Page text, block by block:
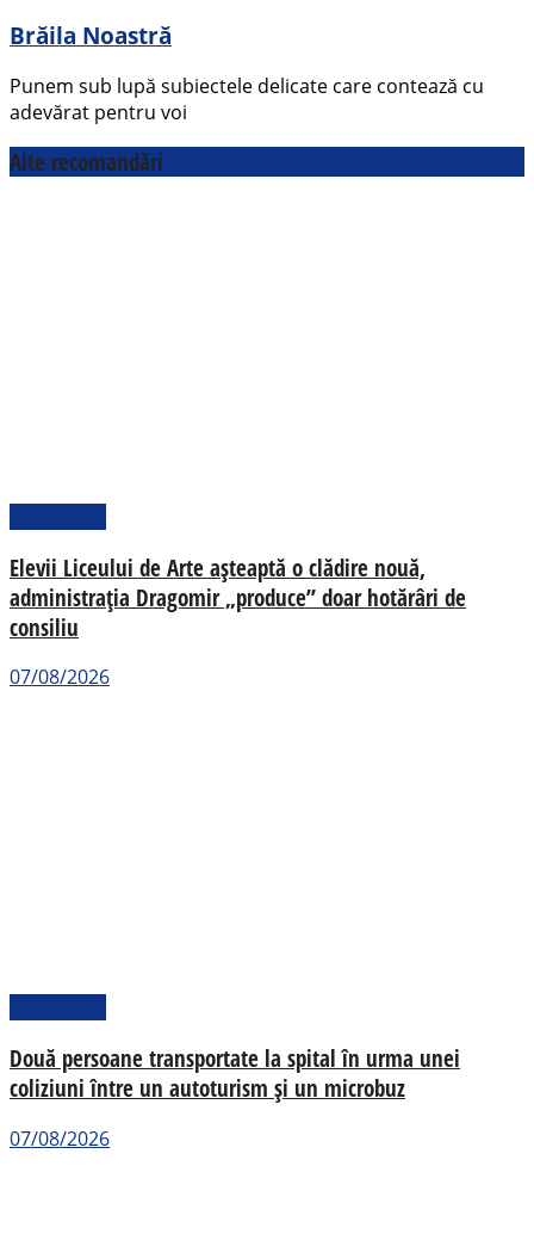
Brăila Noastră
Punem sub lupă subiectele delicate care contează cu
adevărat pentru voi
Alte recomandări
Elevii Liceului de Arte așteaptă o clădire nouă,
administrația Dragomir „produce” doar hotărâri de
consiliu
07/08/2026
Două persoane transportate la spital în urma unei
coliziuni între un autoturism și un microbuz
07/08/2026